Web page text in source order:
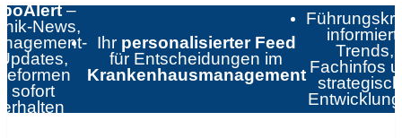
–
News,
sofort
erhalten
Ihr personalisierter Feed
für Entscheidungen im
Krankenhausmanagement
informiert:
Trends,
Fachinfos